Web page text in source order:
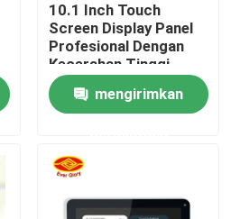
10.1 Inch Touch
Screen Display Panel
Profesional Dengan
Kecerahan Tinggi
mengirimkan